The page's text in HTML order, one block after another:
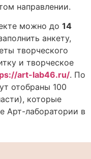
направлении.
можно до 14
анкету,
творческого
и творческое
art-lab46.ru/. По
отобраны 100
которые
Арт-лаборатории в